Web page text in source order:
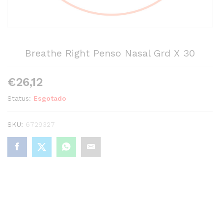
Breathe Right Penso Nasal Grd X 30
€26,12
Status: Esgotado
SKU: 6729327